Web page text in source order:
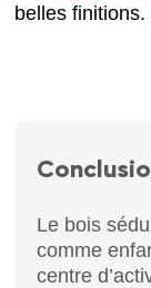
belles finitions.
Le bois
comme
centre